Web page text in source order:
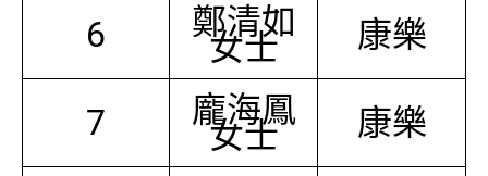
6 鄭清如
女士 康樂
7 龐海鳳
女士 康樂